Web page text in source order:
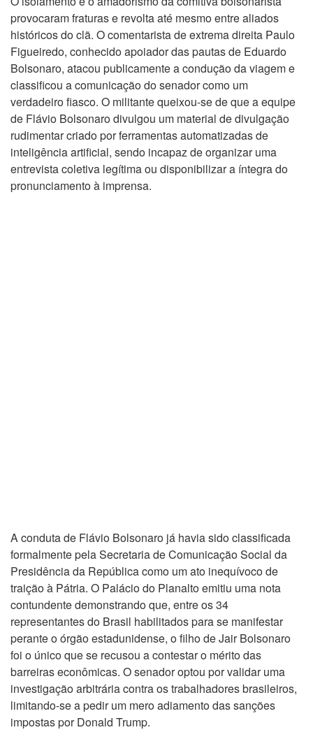
provocaram fraturas e revolta até mesmo entre aliados
históricos do clã. O comentarista de extrema direita Paulo
Figueiredo, conhecido apoiador das pautas de Eduardo
Bolsonaro, atacou publicamente a condução da viagem e
classificou a comunicação do senador como um
verdadeiro fiasco. O militante queixou-se de que a equipe
de Flávio Bolsonaro divulgou um material de divulgação
rudimentar criado por ferramentas automatizadas de
inteligência artificial, sendo incapaz de organizar uma
entrevista coletiva legítima ou disponibilizar a íntegra do
pronunciamento à imprensa.
A conduta de Flávio Bolsonaro já havia sido classificada
formalmente pela Secretaria de Comunicação Social da
Presidência da República como um ato inequívoco de
traição à Pátria. O Palácio do Planalto emitiu uma nota
contundente demonstrando que, entre os 34
representantes do Brasil habilitados para se manifestar
perante o órgão estadunidense, o filho de Jair Bolsonaro
foi o único que se recusou a contestar o mérito das
barreiras econômicas. O senador optou por validar uma
investigação arbitrária contra os trabalhadores brasileiros,
limitando-se a pedir um mero adiamento das sanções
impostas por Donald Trump.